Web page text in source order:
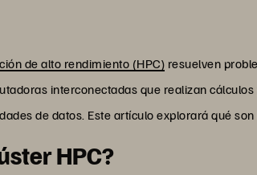
de alto rendimiento (HPC) resuelven
interconectadas que realizan
de datos. Este artículo explorará qué
HPC?